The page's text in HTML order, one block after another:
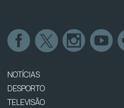
NOTÍCIAS
DESPORTO
TELEVISÃO